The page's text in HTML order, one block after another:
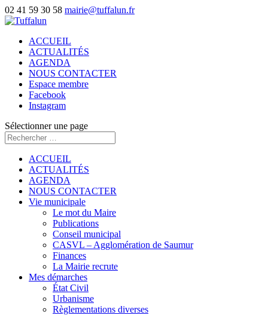
02 41 59 30 58 mairie@tuffalun.fr
ACCUEIL
ACTUALITÉS
AGENDA
NOUS CONTACTER
Espace membre
Facebook
Instagram
Sélectionner une page
ACCUEIL
ACTUALITÉS
AGENDA
NOUS CONTACTER
Vie municipale
Le mot du Maire
Publications
Conseil municipal
CASVL – Agglomération de Saumur
Finances
La Mairie recrute
Mes démarches
État Civil
Urbanisme
Règlementations diverses